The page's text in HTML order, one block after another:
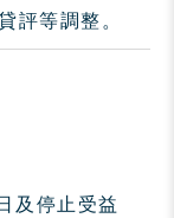
評等調整。
及停止受益